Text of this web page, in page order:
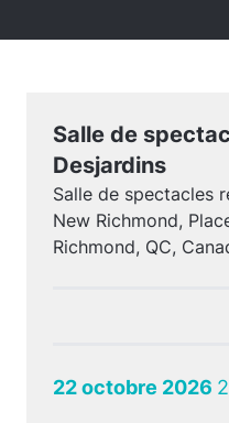
Salle de
Desjardins
Salle de spectacles
New Richmond,
Richmond, QC,
22 octobre 2026